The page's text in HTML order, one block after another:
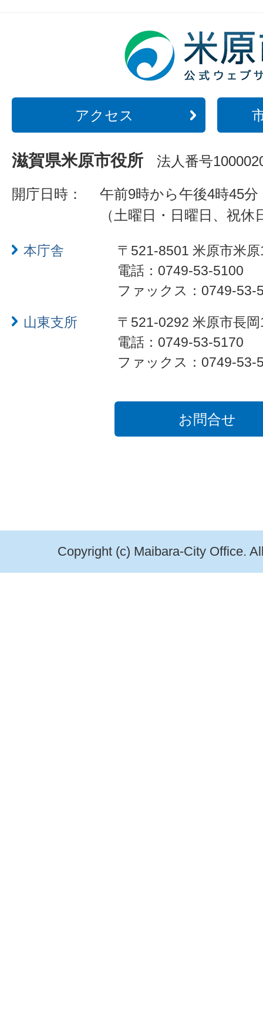
アクセス
滋賀県米原市役所 法人番号
開庁日時：
午前9時から午後4時45分
（土曜日・日曜日、祝
本庁舎
〒521-8501 米原市米
電話：0749-53-5100
ファックス：0749-53-
山東支所
〒521-0292 米原市長
電話：0749-53-5170
ファックス：0749-53-
お問合せ
Copyright (c) Maibara-City Office.